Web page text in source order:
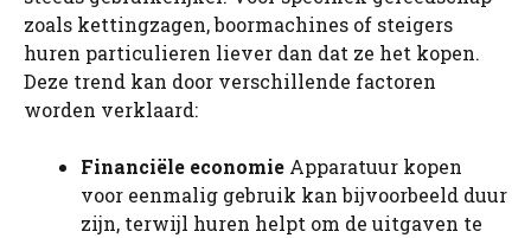
zoals kettingzagen, boormachines of steigers
huren particulieren liever dan dat ze het kopen.
Deze trend kan door verschillende factoren
worden verklaard:
Financiële economie Apparatuur kopen
voor eenmalig gebruik kan bijvoorbeeld duur
zijn, terwijl huren helpt om de uitgaven te